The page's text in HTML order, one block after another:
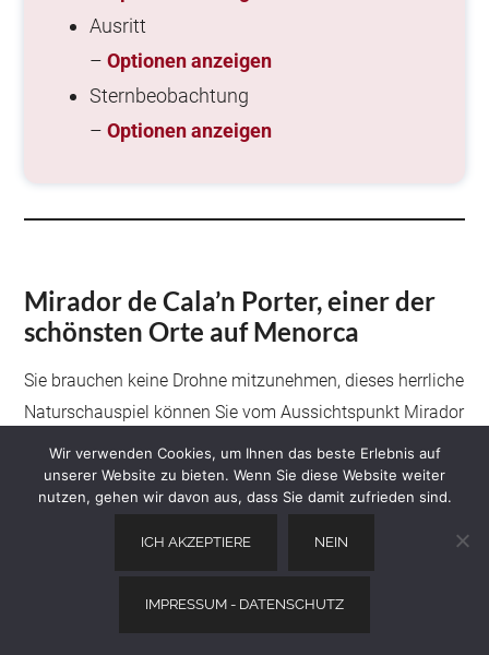
Ausritt
–Optionen anzeigen
Sternbeobachtung
–Optionen anzeigen
Mirador de Cala’n Porter, einer der
schönsten Orte auf Menorca
Sie brauchen keine Drohne mitzunehmen, dieses herrliche
Naturschauspiel können Sie vom Aussichtspunkt Mirador
de Cala’n Porter aus sehen.
Nachdem Sie vom Strand aus die steile Treppe
hinaufgestiegen sind, gelangen Sie zu einem kleinen
offenen Bereich mit einigen Bänken, auf denen Sie sich
Wir verwenden Cookies, um Ihnen das beste Erlebnis auf
unserer Website zu bieten. Wenn Sie diese Website weiter
nutzen, gehen wir davon aus, dass Sie damit zufrieden sind.
ICH AKZEPTIERE NEIN
IMPRESSUM - DATENSCHUTZ